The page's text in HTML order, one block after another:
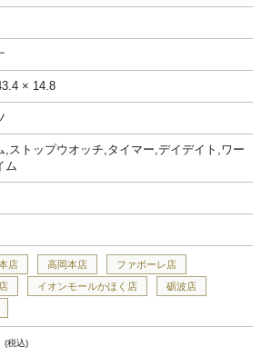
× 14.8
,ストップウオッチ,タイマー,デイデイト,ワー
ム
店 高岡本店
ファボーレ店
イオンモールかほく店
砺波店
税込